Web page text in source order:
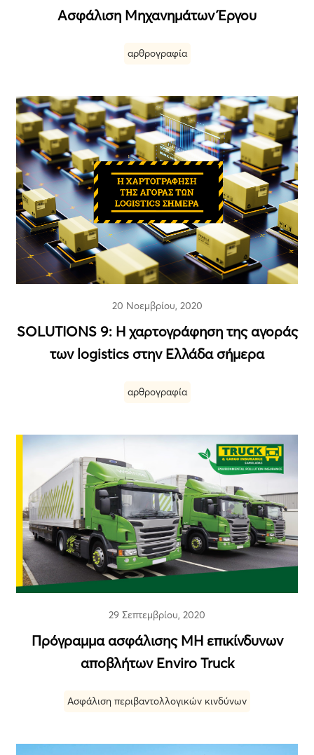
Ασφάλιση Μηχανημάτων Έργου
αρθρογραφία
20 Νοεμβρίου, 2020
SOLUTIONS 9: Η χαρτογράφηση της αγοράς
των logistics στην Ελλάδα σήμερα
αρθρογραφία
29 Σεπτεμβρίου, 2020
Πρόγραμμα ασφάλισης ΜΗ επικίνδυνων
αποβλήτων Enviro Truck
Ασφάλιση περιβαντολλογικών κινδύνων